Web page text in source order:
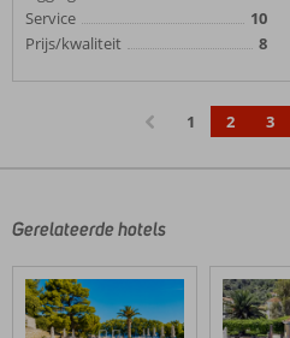
Service
10
Prijs/kwaliteit
8
1 2 3
Gerelateerde hotels